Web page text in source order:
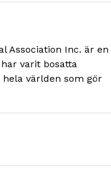
Association Inc. är en
varit bosatta
världen som gör